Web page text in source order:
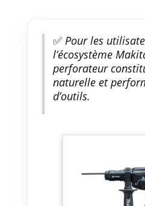
✅Pour les
l’écosystème
perforateur
naturelle et
d’outils.